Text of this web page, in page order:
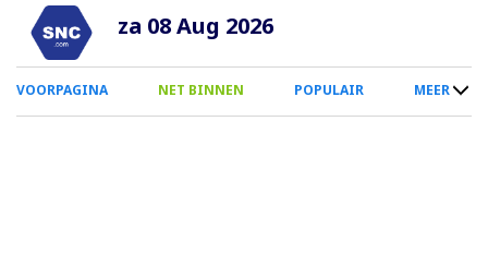
Overslaan
naar
inhoud
za 08 Aug 2026
0
Smartphone
VOORPAGINA NET BINNEN POPULAIR MEER